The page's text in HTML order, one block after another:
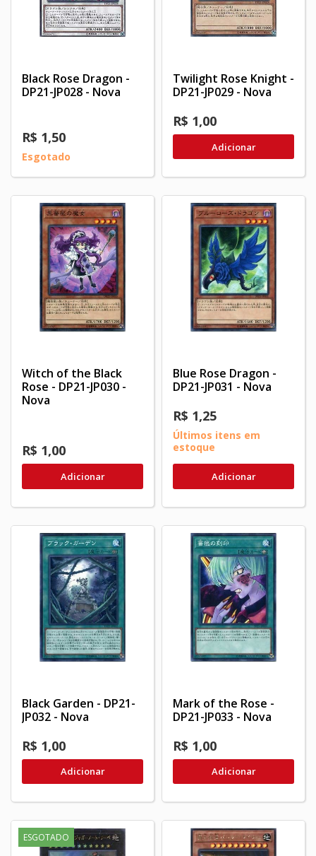
Black Rose Dragon -
DP21-JP028 - Nova
R$ 1,50
Esgotado
Twilight Rose Knight -
DP21-JP029 - Nova
R$ 1,00
Adicionar
Witch of the Black
Rose - DP21-JP030 -
Nova
R$ 1,00
Adicionar
Blue Rose Dragon -
DP21-JP031 - Nova
R$ 1,25
Últimos itens em
estoque
Adicionar
Black Garden - DP21-
JP032 - Nova
R$ 1,00
Adicionar
Mark of the Rose -
DP21-JP033 - Nova
R$ 1,00
Adicionar
ESGOTADO